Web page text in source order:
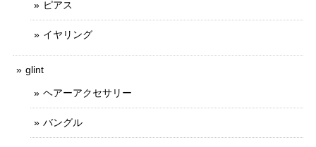
ピアス
イヤリング
glint
ヘアーアクセサリー
バングル